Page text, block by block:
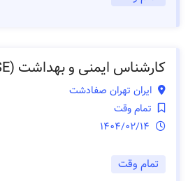
کارشناس ایمنی و بهداشت (HSE)
ایران تهران صفادشت
تمام وقت
تمام وقت